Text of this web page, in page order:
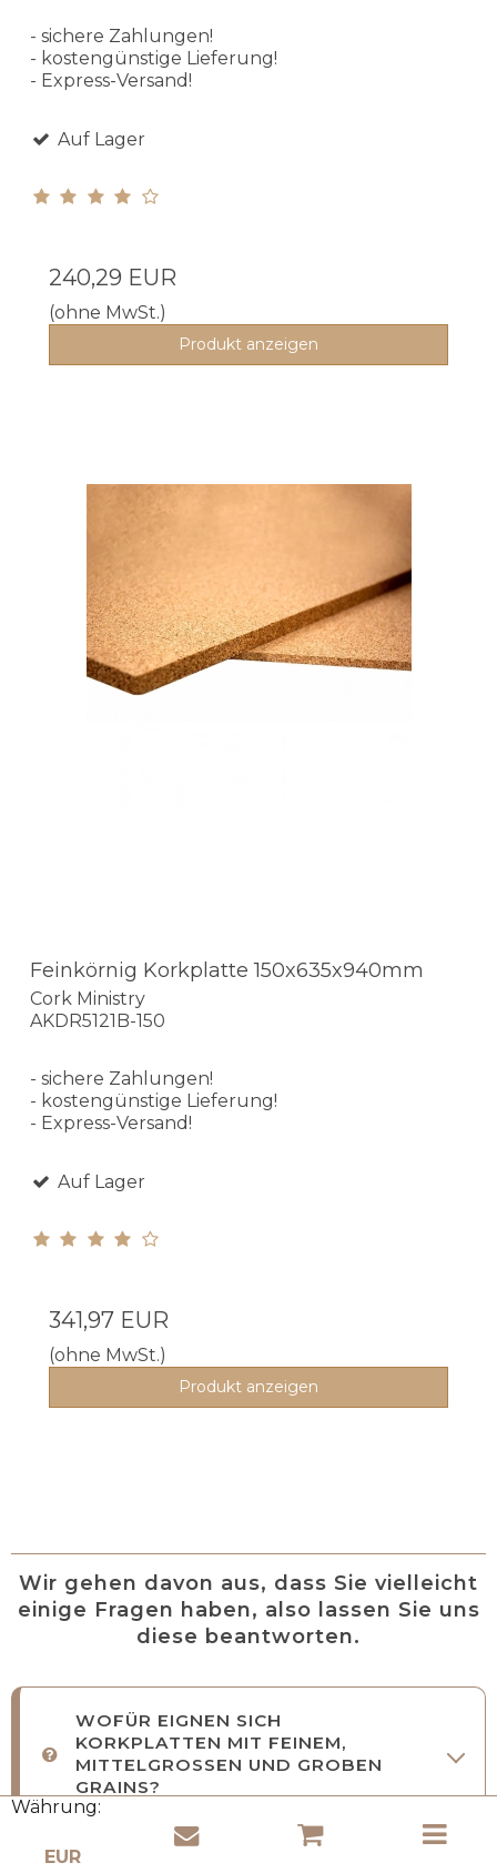
Währung:
- sichere Zahlungen!
- kostengünstige Lieferung!
- Express-Versand!
Auf Lager
240,29 EUR
(ohne MwSt.)
Produkt anzeigen
Feinkörnig Korkplatte 150x635x940mm
Cork Ministry
AKDR5121B-150
- sichere Zahlungen!
- kostengünstige Lieferung!
- Express-Versand!
Auf Lager
341,97 EUR
(ohne MwSt.)
Produkt anzeigen
Wir gehen davon aus, dass Sie vielleicht
einige Fragen haben, also lassen Sie uns
diese beantworten.
WOFÜR EIGNEN SICH
KORKPLATTEN MIT FEINEM,
MITTELGROSSEN UND GROBEN
GRAINS?
WIE WÄHLT MAN DAS RICHTIGE